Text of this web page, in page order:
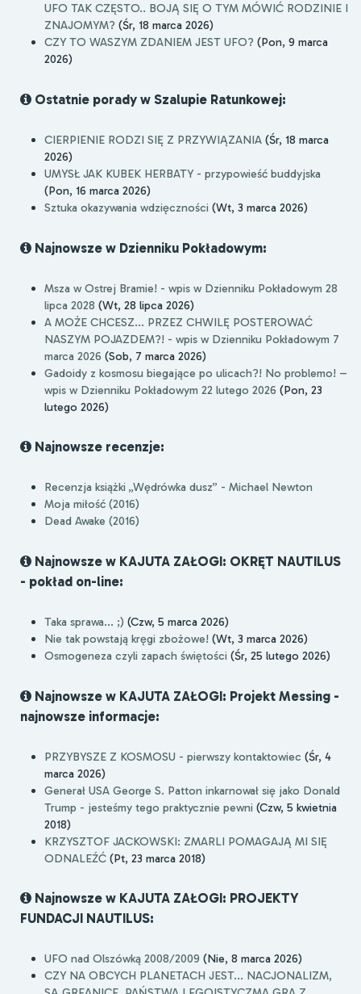
UFO TAK CZĘSTO.. BOJĄ SIĘ O TYM MÓWIĆ RODZINIE I
ZNAJOMYM? (Śr, 18 marca 2026)
CZY TO WASZYM ZDANIEM JEST UFO? (Pon, 9 marca
2026)
Ostatnie porady w Szalupie Ratunkowej:
CIERPIENIE RODZI SIĘ Z PRZYWIĄZANIA (Śr, 18 marca
2026)
UMYSŁ JAK KUBEK HERBATY - przypowieść buddyjska
(Pon, 16 marca 2026)
Sztuka okazywania wdzięczności (Wt, 3 marca 2026)
Najnowsze w Dzienniku Pokładowym:
Msza w Ostrej Bramie! - wpis w Dzienniku Pokładowym 28
lipca 2028 (Wt, 28 lipca 2026)
A MOŻE CHCESZ... PRZEZ CHWILĘ POSTEROWAĆ
NASZYM POJAZDEM?! - wpis w Dzienniku Pokładowym 7
marca 2026 (Sob, 7 marca 2026)
Gadoidy z kosmosu biegające po ulicach?! No problemo! –
wpis w Dzienniku Pokładowym 22 lutego 2026 (Pon, 23
lutego 2026)
Najnowsze recenzje:
Recenzja książki „Wędrówka dusz” - Michael Newton
Moja miłość (2016)
Dead Awake (2016)
Najnowsze w KAJUTA ZAŁOGI: OKRĘT NAUTILUS
- pokład on-line:
Taka sprawa... ;) (Czw, 5 marca 2026)
Nie tak powstają kręgi zbożowe! (Wt, 3 marca 2026)
Osmogeneza czyli zapach świętości (Śr, 25 lutego 2026)
Najnowsze w KAJUTA ZAŁOGI: Projekt Messing -
najnowsze informacje:
PRZYBYSZE Z KOSMOSU - pierwszy kontaktowiec (Śr, 4
marca 2026)
Generał USA George S. Patton inkarnował się jako Donald
Trump - jesteśmy tego praktycznie pewni (Czw, 5 kwietnia
2018)
KRZYSZTOF JACKOWSKI: ZMARLI POMAGAJĄ MI SIĘ
ODNALEŹĆ (Pt, 23 marca 2018)
Najnowsze w KAJUTA ZAŁOGI: PROJEKTY
FUNDACJI NAUTILUS:
UFO nad Olszówką 2008/2009 (Nie, 8 marca 2026)
CZY NA OBCYCH PLANETACH JEST... NACJONALIZM,